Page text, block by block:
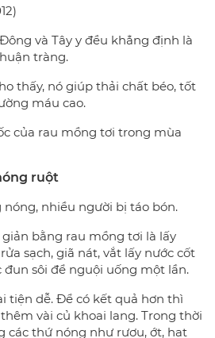
và Tây y đều khẳng định là
tràng.
thấy, nó giúp thải chất béo, tốt
máu cao.
của rau mồng tơi trong mùa
ruột
nhiều người bị táo bón.
bằng rau mồng tơi là lấy
sạch, giã nát, vắt lấy nước cốt
sôi để nguội uống một lần.
tiện dễ. Để có kết quả hơn thì
vài củ khoai lang. Trong thời
các thứ nóng như rượu, ớt, hạt